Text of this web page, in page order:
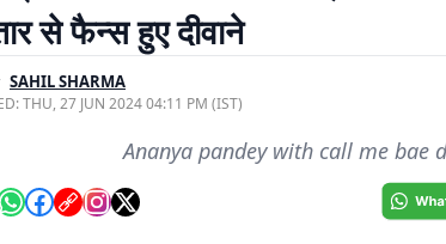
से फैन्स हुए दीवाने
SAHIL SHARMA
THU, 27 JUN 2024 04:11 PM (IST)
Ananya pandey with call me bae